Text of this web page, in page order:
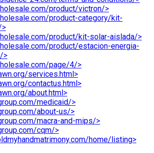
product/victron/>
product-category/kit-
product/kit-solar-aislada/>
product/estacion-energia-
>
page/4/>
services.html>
contactus.html>
about.html>
medicaid/>
about-us/>
macra-and-mips/>
cqm/>
home/listing>